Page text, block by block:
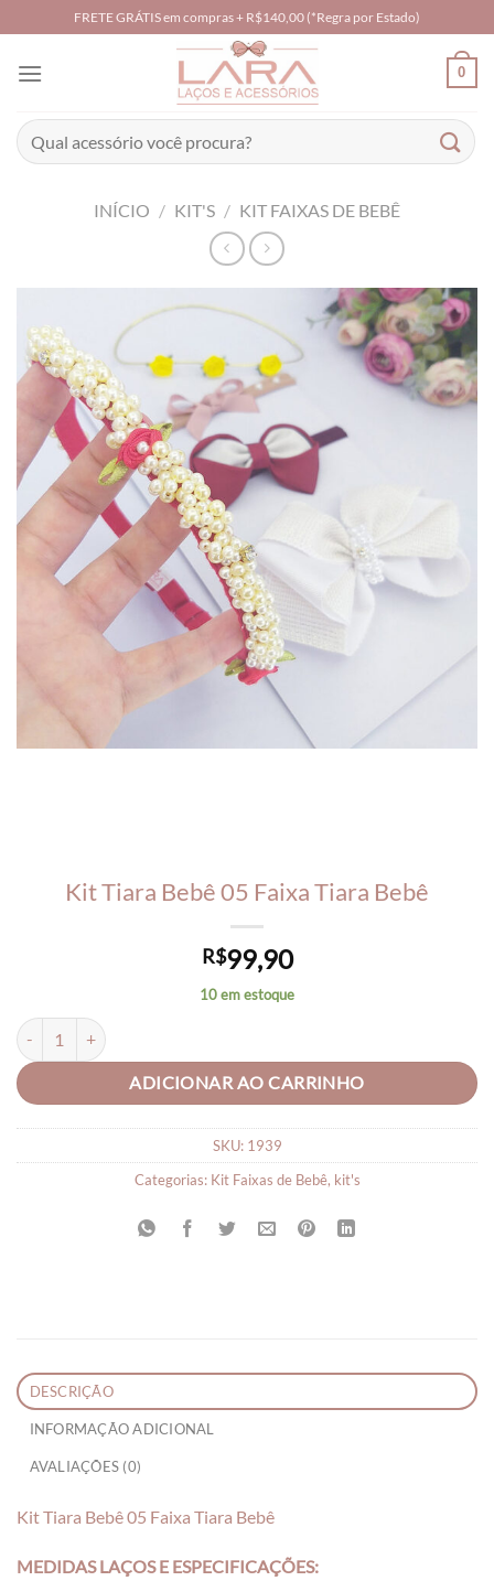
to
content
FRETE GRÁTIS em compras + R$140,00 (*Regra por Estado)
0
Pesquisar
por:
INÍCIO / KIT'S / KIT FAIXAS DE BEBÊ
Kit Tiara Bebê 05 Faixa Tiara Bebê
R$99,90
10 em estoque
Kit Tiara Bebê 05 Faixa Tiara Bebê quantidade
ADICIONAR AO CARRINHO
SKU: 1939
Categorias: Kit Faixas de Bebê, kit's
DESCRIÇÃO
INFORMAÇÃO ADICIONAL
AVALIAÇÕES (0)
Kit Tiara Bebê 05 Faixa Tiara Bebê
MEDIDAS LAÇOS E ESPECIFICAÇÕES: